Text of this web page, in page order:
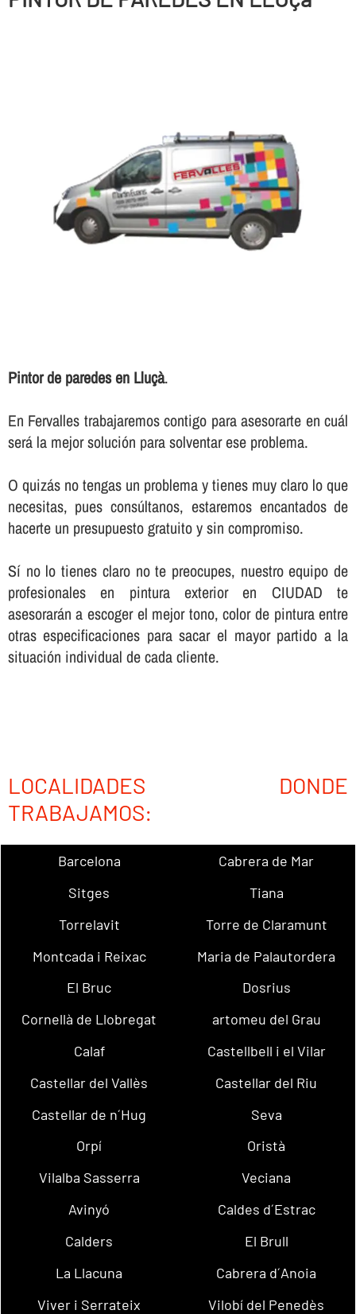
Pintor de paredes en Lluçà.
En Fervalles trabajaremos contigo para asesorarte en cuál
será la mejor solución para solventar ese problema.
O quizás no tengas un problema y tienes muy claro lo que
necesitas, pues consúltanos, estaremos encantados de
hacerte un presupuesto gratuito y sin compromiso.
Sí­ no lo tienes claro no te preocupes, nuestro equipo de
profesionales en pintura exterior en CIUDAD te
asesorarán a escoger el mejor tono, color de pintura entre
otras especificaciones para sacar el mayor partido a la
situación individual de cada cliente.
LOCALIDADES DONDE
TRABAJAMOS:
Barcelona
Cabrera de Mar
Sitges
Tiana
Torrelavit
Torre de Claramunt
Montcada i Reixac
Maria de Palautordera
El Bruc
Dosrius
Cornellà de Llobregat
artomeu del Grau
Calaf
Castellbell i el Vilar
Castellar del Vallès
Castellar del Riu
Castellar de n´Hug
Seva
Orpí
Oristà
Vilalba Sasserra
Veciana
Avinyó
Caldes d´Estrac
Calders
El Brull
La Llacuna
Cabrera d´Anoia
Viver i Serrateix
Vilobí del Penedès